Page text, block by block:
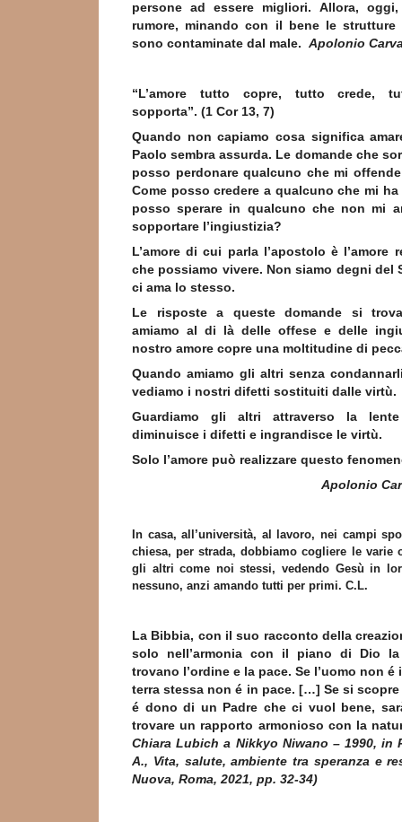
persone ad essere migliori. Allora,
rumore, minando con il bene le strutture
sono contaminate dal male. Apolonio
“L’amore tutto copre, tutto crede,
sopporta”. (1 Cor 13, 7)
Quando non capiamo cosa significa
Paolo sembra assurda. Le domande che
posso perdonare qualcuno che mi
Come posso credere a qualcuno che mi
posso sperare in qualcuno che non mi
sopportare l’ingiustizia?
L’amore di cui parla l’apostolo è l’amore
che possiamo vivere. Non siamo degni del
ci ama lo stesso.
Le risposte a queste domande si
amiamo al di là delle offese e delle
nostro amore copre una moltitudine di
Quando amiamo gli altri senza
vediamo i nostri difetti sostituiti dalle virtù.
Guardiamo gli altri attraverso la lente
diminuisce i difetti e ingrandisce le virtù.
Solo l’amore può realizzare questo
Apolonio
In casa, all’università, al lavoro, nei campi
chiesa, per strada, dobbiamo cogliere le varie
gli altri come noi stessi, vedendo Gesù in
nessuno, anzi amando tutti per primi. C.L.
La Bibbia, con il suo racconto della
solo nell’armonia con il piano di Dio la
trovano l’ordine e la pace. Se l’uomo non
terra stessa non é in pace. […] Se si
é dono di un Padre che ci vuol bene,
trovare un rapporto armonioso con la
Chiara Lubich a Nikkyo Niwano – 1990, in
A., Vita, salute, ambiente tra speranza e
Nuova, Roma, 2021, pp. 32-34)